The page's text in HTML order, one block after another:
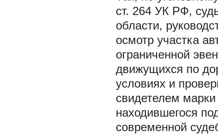
ст. 264 УК РФ,
области,
осмотр участка
ограниченной
движущихся по
условиях и
свидетелем марки
находившегося
современной